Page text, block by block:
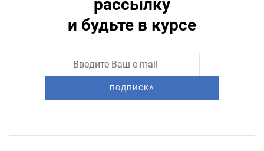
рассылку
и будьте в курсе
ПОДПИСКА